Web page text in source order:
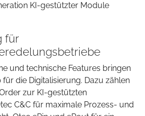
KI-gestützter Module
für
und technische Features bringen
die Digitalisierung. Dazu zählen
zur KI-gestützten
C&C für maximale Prozess- und